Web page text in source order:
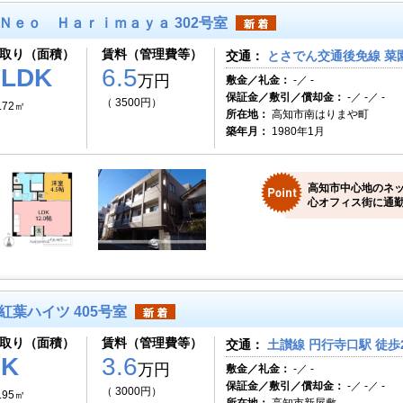
ｅｏ Ｈａｒｉｍａｙａ 302号室
り（面積）
㎡
賃料（管理費等）
6.5万円
（ 3500円）
交通： とさでん交通後免線 菜
敷金／礼金： -／ -
保証金／敷引／償却金： -／ -／ -
所在地： 高知市南はりまや町
築年月： 1980年1月
高知市中心地のネ
心オフィス街に通
葉ハイツ 405号室
り（面積）
㎡
賃料（管理費等）
3.6万円
（ 3000円）
交通： 土讃線 円行寺口駅 徒歩
敷金／礼金： -／ -
保証金／敷引／償却金： -／ -／ -